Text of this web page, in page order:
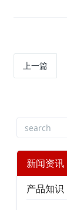
上一篇
新闻资讯
产品知识